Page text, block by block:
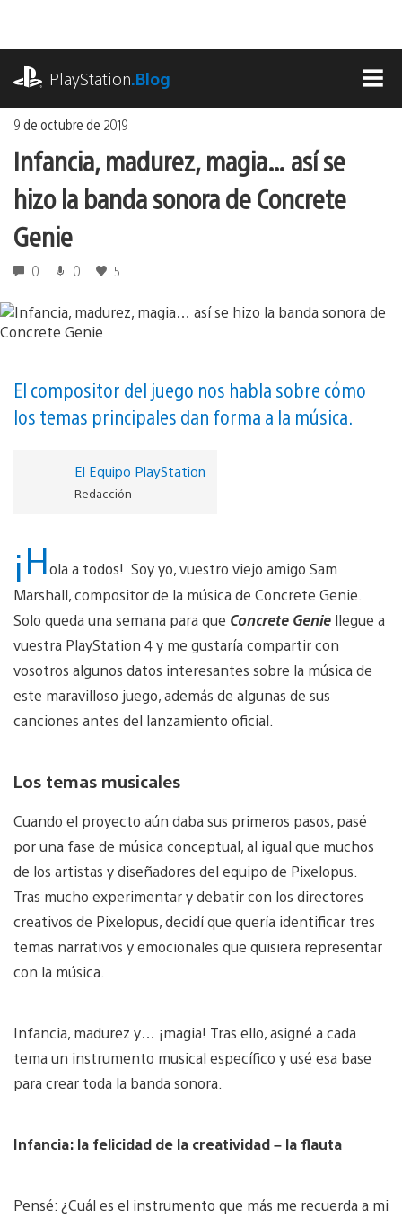
contenido
PlayStation.Blog
9 de octubre de 2019
Infancia, madurez, magia… así se
hizo la banda sonora de Concrete
Genie
0 0 5
El compositor del juego nos habla sobre cómo
los temas principales dan forma a la música.
El Equipo PlayStation
Redacción
¡Hola a todos! Soy yo, vuestro viejo amigo Sam
Marshall, compositor de la música de Concrete Genie.
Solo queda una semana para que Concrete Genie llegue a
vuestra PlayStation 4 y me gustaría compartir con
vosotros algunos datos interesantes sobre la música de
este maravilloso juego, además de algunas de sus
canciones antes del lanzamiento oficial.
Los temas musicales
Cuando el proyecto aún daba sus primeros pasos, pasé
por una fase de música conceptual, al igual que muchos
de los artistas y diseñadores del equipo de Pixelopus.
Tras mucho experimentar y debatir con los directores
creativos de Pixelopus, decidí que quería identificar tres
temas narrativos y emocionales que quisiera representar
con la música.
Infancia, madurez y… ¡magia! Tras ello, asigné a cada
tema un instrumento musical específico y usé esa base
para crear toda la banda sonora.
Infancia: la felicidad de la creatividad – la flauta
Pensé: ¿Cuál es el instrumento que más me recuerda a mi